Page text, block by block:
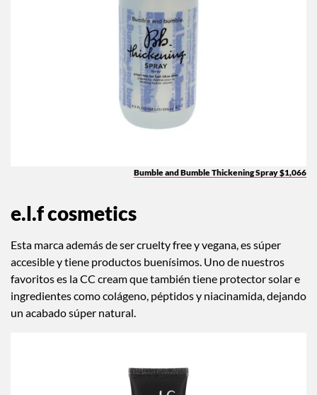
Bumble and Bumble Thickening Spray $1,066
e.l.f cosmetics
Esta marca además de ser cruelty free y vegana, es súper
accesible y tiene productos buenísimos. Uno de nuestros
favoritos es la CC cream que también tiene protector solar e
ingredientes como colágeno, péptidos y niacinamida, dejando
un acabado súper natural.